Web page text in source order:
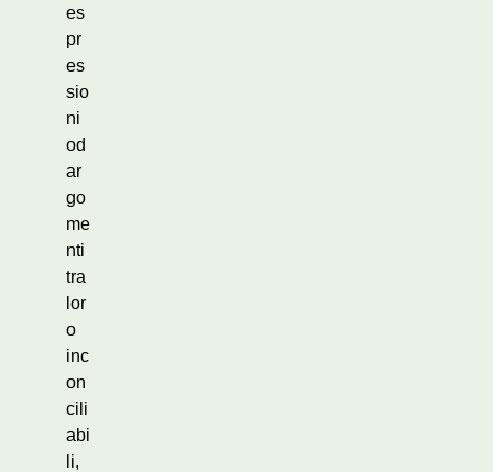
es
pr
es
sio
ni
od
ar
go
me
nti
tra
lor
o
inc
on
cili
abi
li,